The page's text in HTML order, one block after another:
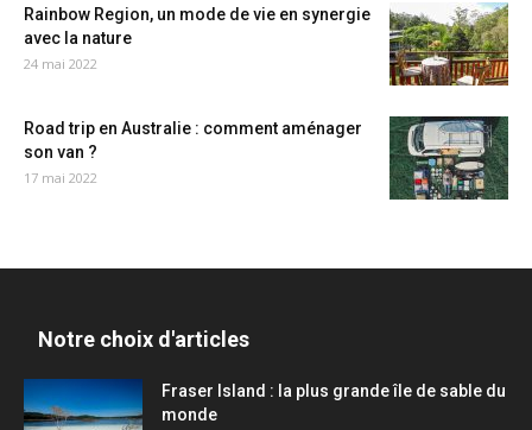
Rainbow Region, un mode de vie en synergie
avec la nature
24 mai 2022
Road trip en Australie : comment aménager
son van ?
17 mai 2022
Notre choix d'articles
Fraser Island : la plus grande île de sable du
monde